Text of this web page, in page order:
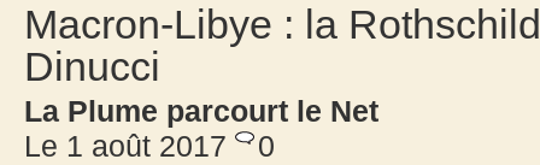
Macron-Libye : la
Dinucci
La Plume parcourt le Net
Le 1 août 2017
0